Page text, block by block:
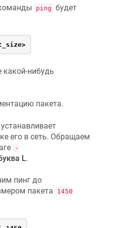
ping будет
какой-нибудь
пакета.
устанавливает
его в сеть. Обращаем
-
L.
пинг до
пакета
1450